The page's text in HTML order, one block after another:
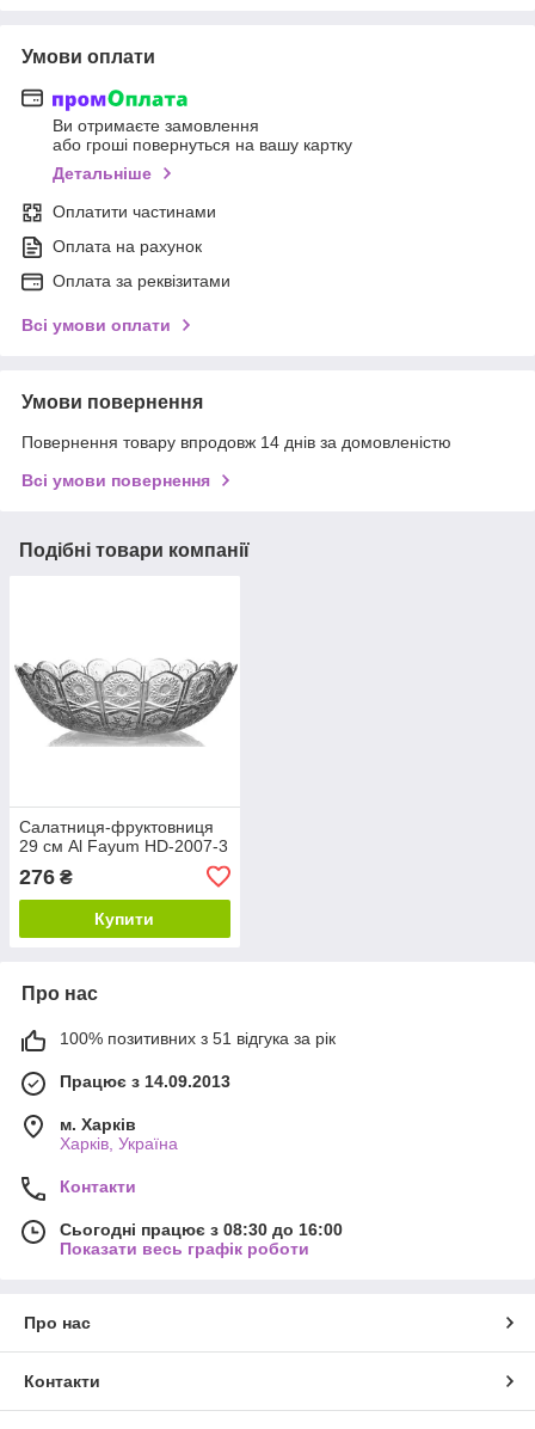
Умови оплати
Ви отримаєте замовлення
або гроші повернуться на вашу картку
Детальніше
Оплатити частинами
Оплата на рахунок
Оплата за реквізитами
Всі умови оплати
Умови повернення
Повернення товару впродовж 14 днів за домовленістю
Всі умови повернення
Подібні товари компанії
Салатниця-фруктовниця
29 см Al Fayum HD-2007-3
276 ₴
Купити
Про нас
100% позитивних з 51 відгука за рік
Працює з 14.09.2013
м. Харків
Харків, Україна
Контакти
Сьогодні працює з 08:30 до 16:00
Показати весь графік роботи
Про нас
Контакти